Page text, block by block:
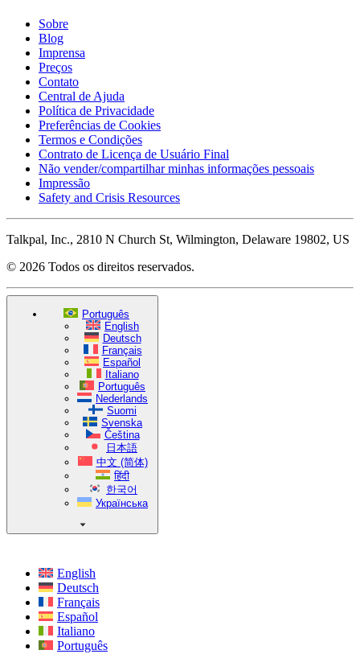
Sobre
Blog
Imprensa
Preços
Contato
Central de Ajuda
Política de Privacidade
Preferências de Cookies
Termos e Condições
Contrato de Licença de Usuário Final
Não vender/compartilhar minhas informações pessoais
Impressão
Safety and Crisis Resources
Talkpal, Inc., 2810 N Church St, Wilmington, Delaware 19802, US
© 2026 Todos os direitos reservados.
Português
English
Deutsch
Français
Español
Italiano
Português
Nederlands
Suomi
Svenska
Čeština
日本語
中文 (简体)
हिंदी
한국어
Українська
English
Deutsch
Français
Español
Italiano
Português